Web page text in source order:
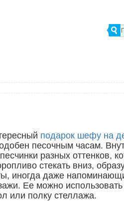
подарок шефу на
песочным часам.
разных оттенков,
стекать вниз,
иногда даже
Ее можно использовать
или полку стеллажа.